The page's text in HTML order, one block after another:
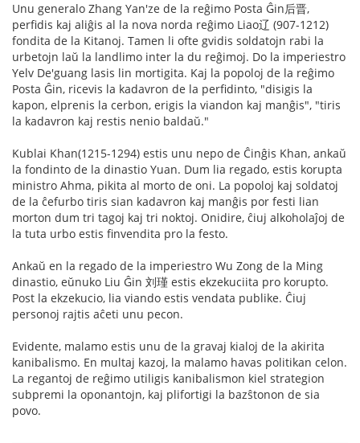
Unu generalo Zhang Yan'ze de la reĝimo Posta Ĝin后晋,
perfidis kaj aliĝis al la nova norda reĝimo Liao辽 (907-1212)
fondita de la Kitanoj. Tamen li ofte gvidis soldatojn rabi la
urbetojn laŭ la landlimo inter la du reĝimoj. Do la imperiestro
Yelv De'guang lasis lin mortigita. Kaj la popoloj de la reĝimo
Posta Ĝin, ricevis la kadavron de la perfidinto, "disigis la
kapon, elprenis la cerbon, erigis la viandon kaj manĝis", "tiris
la kadavron kaj restis nenio baldaŭ."
Kublai Khan(1215-1294) estis unu nepo de Ĉinĝis Khan, ankaŭ
la fondinto de la dinastio Yuan. Dum lia regado, estis korupta
ministro Ahma, pikita al morto de oni. La popoloj kaj soldatoj
de la ĉefurbo tiris sian kadavron kaj manĝis por festi lian
morton dum tri tagoj kaj tri noktoj. Onidire, ĉiuj alkoholaĵoj de
la tuta urbo estis finvendita pro la festo.
Ankaŭ en la regado de la imperiestro Wu Zong de la Ming
dinastio, eŭnuko Liu Ĝin 刘瑾 estis ekzekuciita pro korupto.
Post la ekzekucio, lia viando estis vendata publike. Ĉiuj
personoj rajtis aĉeti unu pecon.
Evidente, malamo estis unu de la gravaj kialoj de la akirita
kanibalismo. En multaj kazoj, la malamo havas politikan celon.
La regantoj de reĝimo utiligis kanibalismon kiel strategion
subpremi la oponantojn, kaj plifortigi la bazŝtonon de sia
povo.